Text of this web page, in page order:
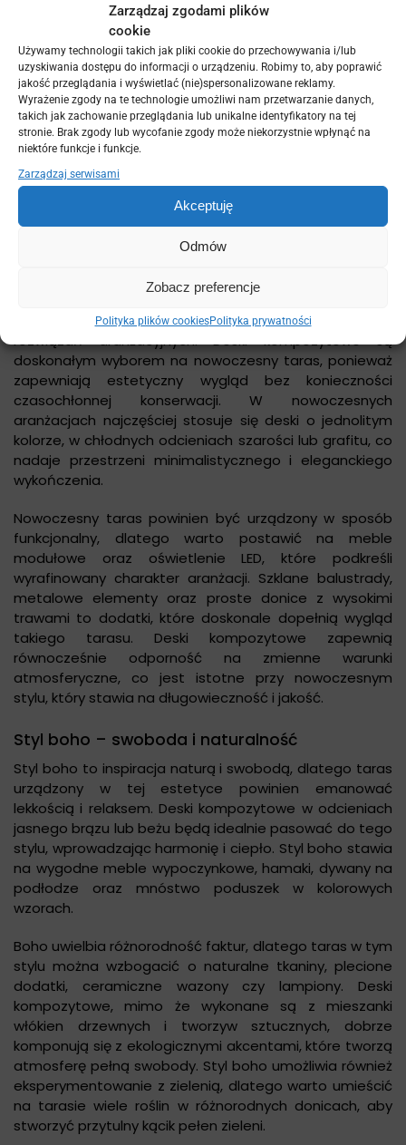
Zarządzaj zgodami plików
cookie
Używamy technologii takich jak pliki cookie do przechowywania i/lub
uzyskiwania dostępu do informacji o urządzeniu. Robimy to, aby poprawić
jakość przeglądania i wyświetlać (nie)spersonalizowane reklamy.
Wyrażenie zgody na te technologie umożliwi nam przetwarzanie danych,
takich jak zachowanie przeglądania lub unikalne identyfikatory na tej
stronie. Brak zgody lub wycofanie zgody może niekorzystnie wpłynąć na
niektóre funkcje i funkcje.
Zarządzaj serwisami
Akceptuję
Odmów
Zobacz preferencje
Polityka plików cookiesPolityka prywatności
woczesny to połączenie elegancji i innowacyjnych
rozwiązań, dlatego taras w tej estetyce wymaga
materiałów najwyższej jakości oraz przemyślanych
rozwiązań aranżacyjnych. Deski kompozytowe są
doskonałym wyborem na nowoczesny taras, ponieważ
zapewniają estetyczny wygląd bez konieczności
czasochłonnej konserwacji. W nowoczesnych
aranżacjach najczęściej stosuje się deski o jednolitym
kolorze, w chłodnych odcieniach szarości lub grafitu, co
nadaje przestrzeni minimalistycznego i eleganckiego
wykończenia.
Nowoczesny taras powinien być urządzony w sposób
funkcjonalny, dlatego warto postawić na meble
modułowe oraz oświetlenie LED, które podkreśli
wyrafinowany charakter aranżacji. Szklane balustrady,
metalowe elementy oraz proste donice z wysokimi
trawami to dodatki, które doskonale dopełnią wygląd
takiego tarasu. Deski kompozytowe zapewnią
równocześnie odporność na zmienne warunki
atmosferyczne, co jest istotne przy nowoczesnym
stylu, który stawia na długowieczność i jakość.
Styl boho – swoboda i naturalność
Styl boho to inspiracja naturą i swobodą, dlatego taras
urządzony w tej estetyce powinien emanować
lekkością i relaksem. Deski kompozytowe w odcieniach
jasnego brązu lub beżu będą idealnie pasować do tego
stylu, wprowadzając harmonię i ciepło. Styl boho stawia
na wygodne meble wypoczynkowe, hamaki, dywany na
podłodze oraz mnóstwo poduszek w kolorowych
wzorach.
Boho uwielbia różnorodność faktur, dlatego taras w tym
stylu można wzbogacić o naturalne tkaniny, plecione
dodatki, ceramiczne wazony czy lampiony. Deski
kompozytowe, mimo że wykonane są z mieszanki
włókien drzewnych i tworzyw sztucznych, dobrze
komponują się z ekologicznymi akcentami, które tworzą
atmosferę pełną swobody. Styl boho umożliwia również
eksperymentowanie z zielenią, dlatego warto umieścić
na tarasie wiele roślin w różnorodnych donicach, aby
stworzyć przytulny kącik pełen zieleni.